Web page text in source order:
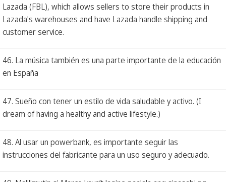
Lazada (FBL), which allows sellers to store their products in
Lazada's warehouses and have Lazada handle shipping and
customer service.
46. La música también es una parte importante de la educación
en España
47. Sueño con tener un estilo de vida saludable y activo. (I
dream of having a healthy and active lifestyle.)
48. Al usar un powerbank, es importante seguir las
instrucciones del fabricante para un uso seguro y adecuado.